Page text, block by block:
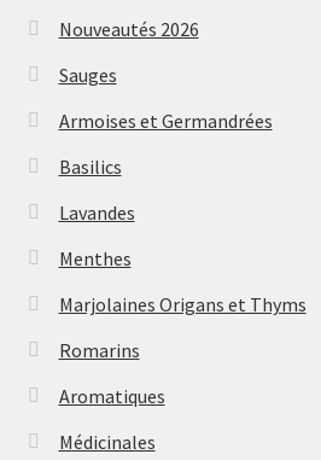
Nouveautés 2026
Sauges
Armoises et Germandrées
Basilics
Lavandes
Menthes
Marjolaines Origans et Thyms
Romarins
Aromatiques
Médicinales